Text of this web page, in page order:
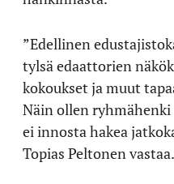
”Edellinen
tylsä edaattorien
kokoukset ja muut
Näin ollen
ei innosta hakea
Topias Peltonen vastaa.